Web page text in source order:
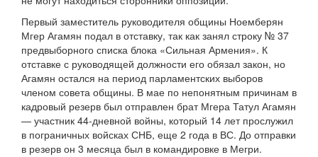
Первый заместитель руководителя общины Ноемберян
Мгер Агамян подал в отставку, так как занял строку № 37
предвыборного списка блока «Сильная Армения». К
отставке с руководящей должности его обязал закон, но
Агамян остался на период парламентских выборов
членом совета общины. В мае по непонятным причинам в
кадровый резерв был отправлен брат Мгера Татул Агамян
— участник 44-дневной войны, который 14 лет прослужил
в пограничных войсках СНБ, еще 2 года в ВС. До отправки
в резерв он 3 месяца был в командировке в Мегри.